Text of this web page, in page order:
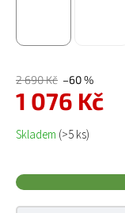
2 690 Kč –60 %
1 076 Kč
Měrná cena:
Skladem (>5 ks)